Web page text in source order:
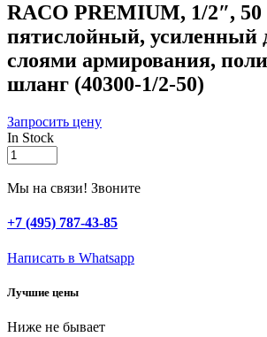
RACO PREMIUM, 1/2″, 50
пятислойный, усиленный
слоями армирования,
шланг (40300-1/2-50)
Запросить цену
In Stock
RACO
PREMIUM,
1/2″,
м,
40
пятислойный,
двумя
армирования,
Мы на связи! Звоните
+7 (495) 787-43-85
Написать в Whatsapp
Лучшие цены
Ниже не бывает